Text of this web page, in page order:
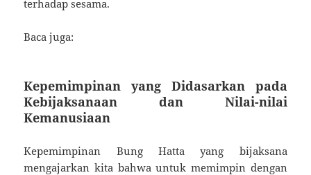
terhadap sesama.
Baca juga:
Kepemimpinan yang Didasarkan pada
Kebijaksanaan dan Nilai-nilai
Kemanusiaan
Kepemimpinan Bung Hatta yang bijaksana
mengajarkan kita bahwa untuk memimpin dengan